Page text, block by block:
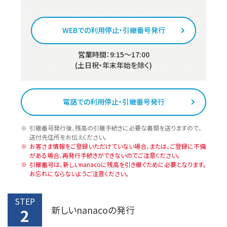
WEBでの利用停止・引継番号発行
営業時間：9:15～17:00
(土日祝・年末年始を除く)
電話での利用停止・引継番号発行
引継番号発行後、残高の引継手続きに必要な書類を送りますので、
送付先住所をお伝えください。
お客さま情報をご登録いただけていない場合、または、ご登録に不備
がある場合、再発行手続きができないのでご注意ください。
引継番号は、新しいnanacoに残高を引き継ぐために必要となります。
お忘れにならないようご注意ください。
STEP
2 新しいnanacoの発行